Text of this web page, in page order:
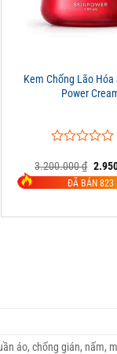
Kem Chống Lão Hóa
Power
trên
5
đánh
3.200.000₫ Giá
gốc
là:
ĐÃ BÁN 823
áo, chống gián, nấm,